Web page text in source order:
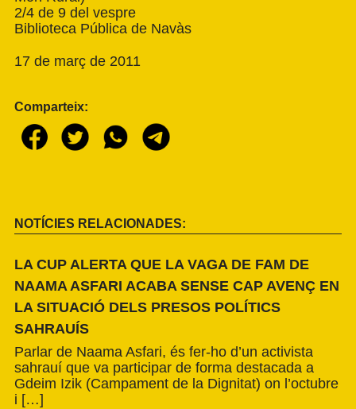
2/4 de 9 del vespre
Biblioteca Pública de Navàs
17 de març de 2011
Comparteix:
NOTÍCIES RELACIONADES:
LA CUP ALERTA QUE LA VAGA DE FAM DE
NAAMA ASFARI ACABA SENSE CAP AVENÇ EN
LA SITUACIÓ DELS PRESOS POLÍTICS
SAHRAUÍS
Parlar de Naama Asfari, és fer-ho d’un activista
sahrauí que va participar de forma destacada a
Gdeim Izik (Campament de la Dignitat) on l’octubre
i […]